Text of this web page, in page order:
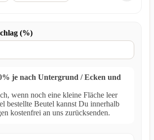
(%)
je nach Untergrund / Ecken und
wenn noch eine kleine Fläche leer
bestellte Beutel kannst Du innerhalb
kostenfrei an uns zurücksenden.